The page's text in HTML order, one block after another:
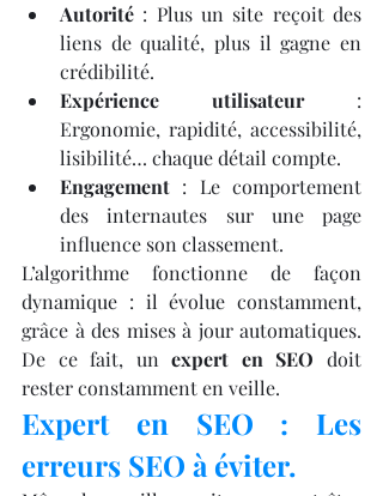
Autorité : Plus un site reçoit des
liens de qualité, plus il gagne en
crédibilité.
Expérience utilisateur :
Ergonomie, rapidité, accessibilité,
lisibilité… chaque détail compte.
Engagement : Le comportement
des internautes sur une page
influence son classement.
L’algorithme fonctionne de façon
dynamique : il évolue constamment,
grâce à des mises à jour automatiques.
De ce fait, un expert en SEO doit
rester constamment en veille.
Expert en SEO : Les
erreurs SEO à éviter.